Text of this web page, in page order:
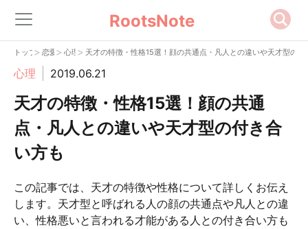
RootsNote
トップ> 恋愛> 心理> 天才の特徴・性格15選！顔の共通点・凡人との違いや天才型の付
心理 2019.06.21
天才の特徴・性格15選！顔の共通
点・凡人との違いや天才型の付き合
い方も
この記事では、天才の特徴や性格について詳しくお伝え
します。天才型と呼ばれる人の顔の共通点や凡人との違
い、性格悪いと言われる才能がある人との付き合い方も